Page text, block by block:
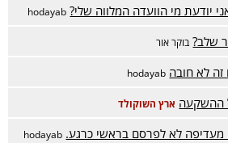
יודעת מי הוועדה המלווה שלי? hodayab
שלב? בוקר אור
זה לא חובה hodayab
ההשקעה ארץ השוקולד
מעדיפה לא לפרסם בראשי כרגע. hodayab